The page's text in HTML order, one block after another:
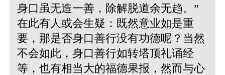
身口虽无造一善，除解脱道余无趋。”
在此有人或会生疑：既然意业如是重
要，那是否身口善行没有功德呢？当然
不会如此，身口善行如转塔顶礼诵经
等，也有相当大的福德果报，然而与心